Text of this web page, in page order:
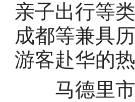
亲子出行等
成都等兼具
游客赴华的
马德里市